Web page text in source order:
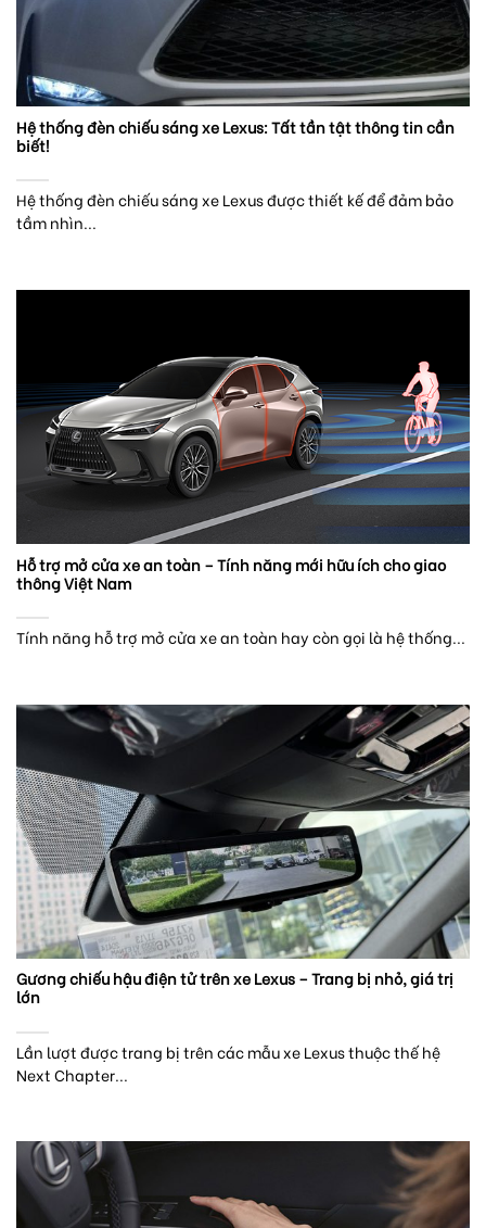
Hệ thống đèn chiếu sáng xe Lexus: Tất tần tật thông tin cần
biết!
Hệ thống đèn chiếu sáng xe Lexus được thiết kế để đảm bảo
tầm nhìn...
Hỗ trợ mở cửa xe an toàn – Tính năng mới hữu ích cho giao
thông Việt Nam
Tính năng hỗ trợ mở cửa xe an toàn hay còn gọi là hệ thống...
Gương chiếu hậu điện tử trên xe Lexus – Trang bị nhỏ, giá trị
lớn
Lần lượt được trang bị trên các mẫu xe Lexus thuộc thế hệ
Next Chapter...